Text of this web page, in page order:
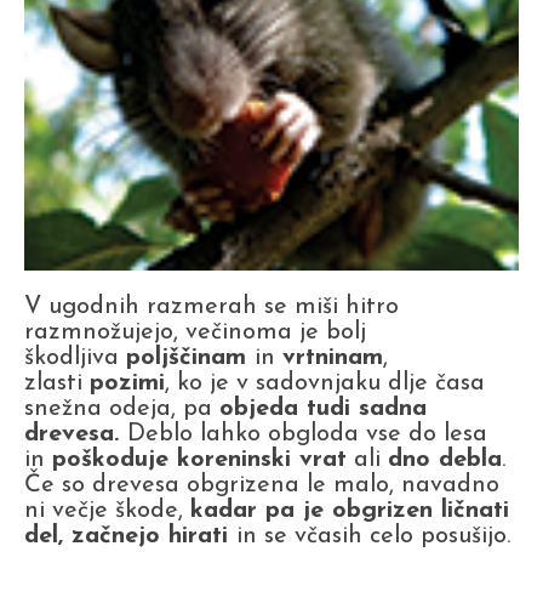
V ugodnih razmerah se miši hitro
razmnožujejo, večinoma je bolj
škodljiva poljščinam in vrtninam,
zlasti pozimi, ko je v sadovnjaku dlje časa
snežna odeja, pa objeda tudi sadna
drevesa. Deblo lahko obgloda vse do lesa
in poškoduje koreninski vrat ali dno debla.
Če so drevesa obgrizena le malo, navadno
ni večje škode, kadar pa je obgrizen ličnati
del, začnejo hirati in se včasih celo posušijo.